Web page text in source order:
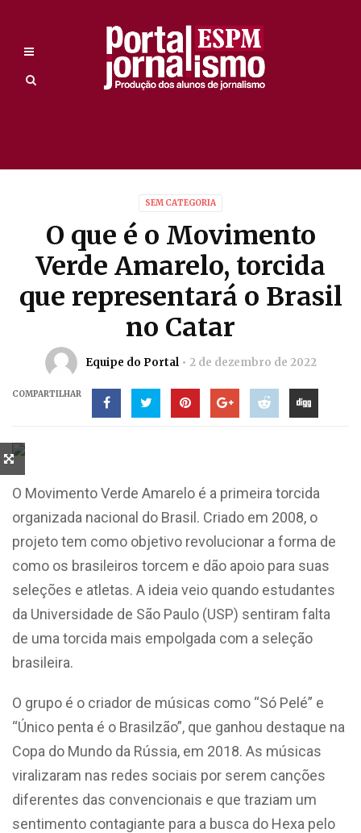
SEM CATEGORIA
O que é o Movimento
Verde Amarelo, torcida
que representará o Brasil
no Catar
Equipe do Portal 2 de dezembro de 2022
COMPARTILHAR
O Movimento Verde Amarelo é a primeira torcida
organizada nacional do Brasil. Criado em 2008, o
projeto tem como objetivo revolucionar a forma de
como os brasileiros torcem e dão apoio para suas
seleções e atletas. A ideia veio quando estudantes
da Universidade de São Paulo (USP) sentiram falta
de uma torcida mais empolgada com a seleção
brasileira.
O grupo é o criador de músicas como “Só Pelé” e
“Único penta é o Brasilzão”, que ganhou destaque na
Copa do Mundo da Rússia, em 2018. As músicas
viralizaram nas redes sociais por serem canções
diferentes das convencionais e que traziam um
sentimento contagiante para a busca do Hexa pelo